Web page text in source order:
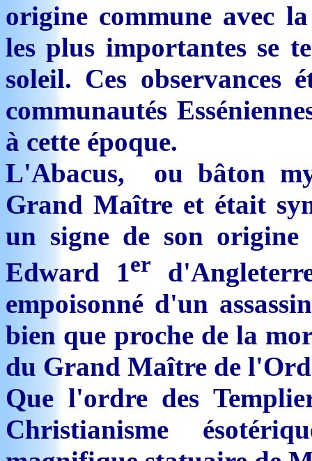
origine commune avec
les plus importantes se
soleil. Ces observances
communautés
à cette époque.
L'Abacus, ou bâton
Grand Maître et était
un signe de son
Edward 1er
empoisonné d'un
bien que proche de la
du Grand Maître de
Que l'ordre des
Christianisme